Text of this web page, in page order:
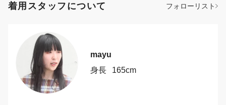
着用スタッフについて フォローリスト
mayu
身長
165cm